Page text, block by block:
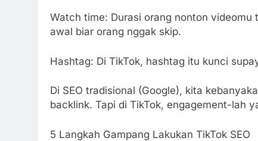
Watch time: Durasi orang nonton
awal biar orang nggak skip.
Hashtag: Di TikTok, hashtag itu kunci
Di SEO tradisional (Google), kita
backlink. Tapi di TikTok, engagement-lah
5 Langkah Gampang Lakukan TikTok SEO